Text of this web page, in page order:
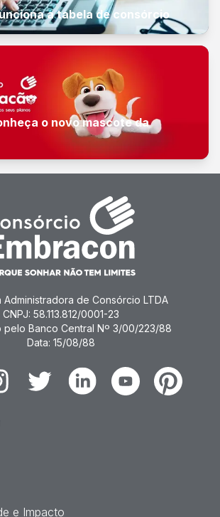
a tabela de consórcio
o novo mascote da
Administradora de Consórcio LTDA
CNPJ: 58.113.812/0001-23
pelo Banco Central Nº 3/00/223/88
Data: 15/08/88
Twitter LinkedinYoutubePinterest
e Impacto